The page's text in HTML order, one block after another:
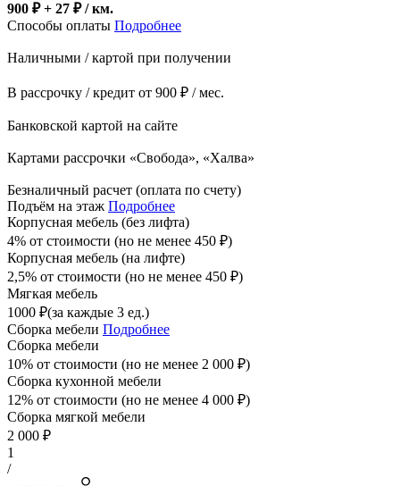
900 ₽ + 27 ₽/ км.
Способы оплаты Подробнее
Наличными / картой при получении
В рассрочку / кредит от 900 ₽ / мес.
Банковской картой на сайте
Картами рассрочки «Свобода», «Халва»
Безналичный расчет (оплата по счету)
Подъём на этаж Подробнее
Корпусная мебель (без лифта)
4% от стоимости (но не менее 450 ₽)
Корпусная мебель (на лифте)
2,5% от стоимости (но не менее 450 ₽)
Мягкая мебель
1000 ₽(за каждые 3 ед.)
Сборка мебели Подробнее
Сборка мебели
10% от стоимости (но не менее 2 000 ₽)
Сборка кухонной мебели
12% от стоимости (но не менее 4 000 ₽)
Сборка мягкой мебели
2 000 ₽
1
/